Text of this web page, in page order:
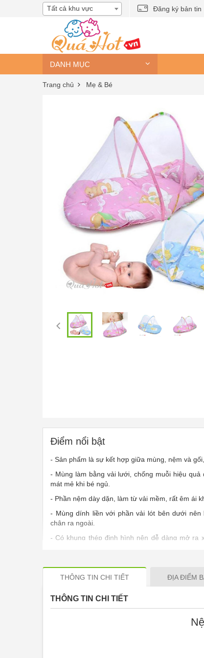
Tất cả khu vực Đăng ký bản tin
DANH MỤC
Trang chủ Mẹ & Bé
Điểm nổi bật
- Sản phẩm là sự kết hợp giữa mùng, nệm và
- Mùng làm bằng vải lưới, chống muỗi hiệu quả
mát mẻ khi bé ngủ.
- Phần nệm dày dặn, làm từ vải mềm, rất êm ái
- Mùng dính liền với phần vải lót bên dưới
chân ra ngoài.
- Có khung thép định hình nên dễ dàng mở ra
THÔNG TIN CHI TIẾT ĐỊA ĐIỂM
THÔNG TIN CHI TIẾT